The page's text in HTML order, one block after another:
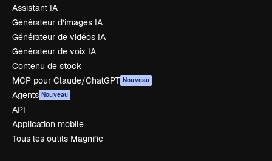
Assistant IA
Générateur d’images IA
Générateur de vidéos IA
Générateur de voix IA
Contenu de stock
MCP pour Claude/ChatGPT Nouveau
Agents Nouveau
API
Application mobile
Tous les outils Magnific